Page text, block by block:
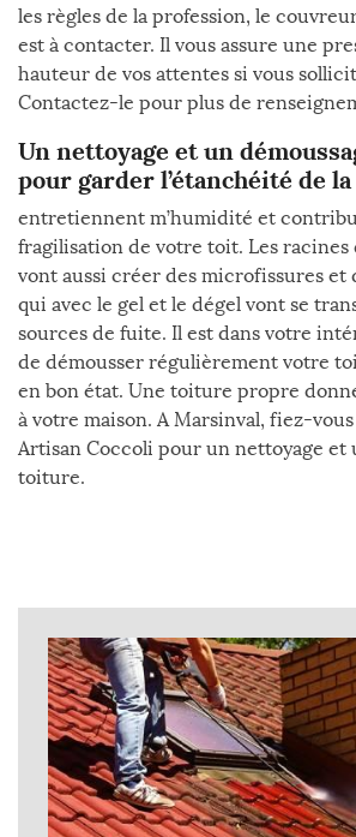
les règles de la profession, le
est à contacter. Il vous assure une
hauteur de vos attentes si vous
Contactez-le pour plus de
Un nettoyage et un
pour garder l’étanchéité de
entretiennent m’humidité et
fragilisation de votre toit. Les racines
vont aussi créer des microfissures et
qui avec le gel et le dégel vont se
sources de fuite. Il est dans votre
de démousser régulièrement votre
en bon état. Une toiture propre
à votre maison. A Marsinval, fiez-
Artisan Coccoli pour un nettoyage et
toiture.